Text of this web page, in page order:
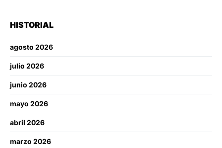
HISTORIAL
agosto 2026
julio 2026
junio 2026
mayo 2026
abril 2026
marzo 2026